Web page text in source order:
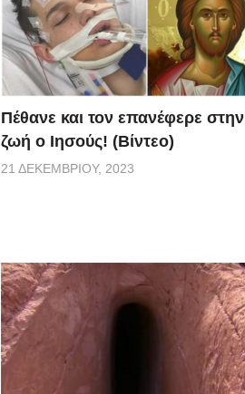
Πέθανε και τον επανέφερε στην
ζωή ο Ιησούς! (Βίντεο)
21 ΔΕΚΕΜΒΡΊΟΥ, 2023